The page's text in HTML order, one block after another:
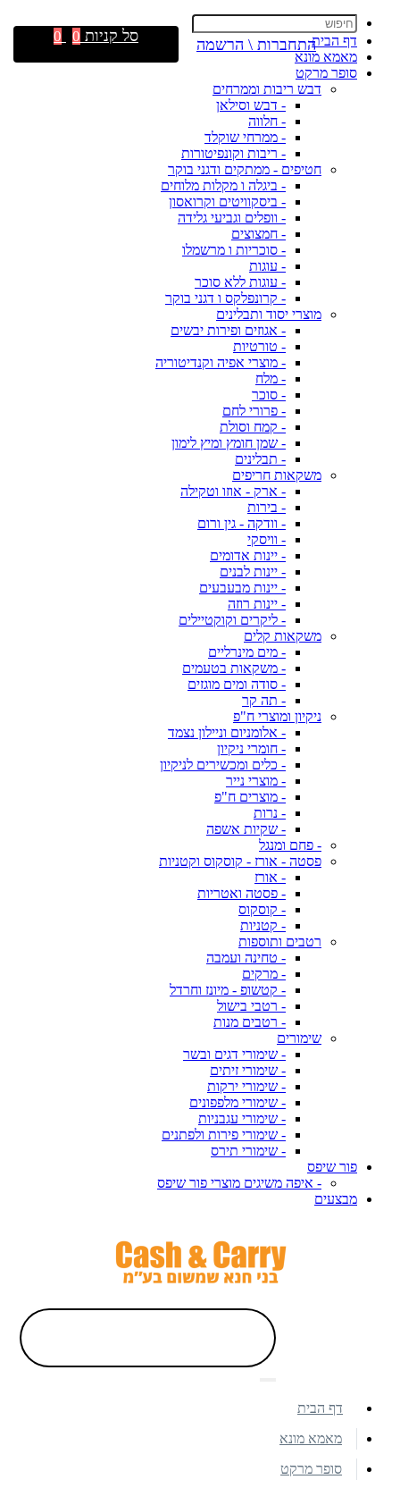
דף הבית
מאמא מונא
סופר מרקט
דבש ריבות וממרחים
- דבש וסילאן
- חלווה
- ממרחי שוקלד
- ריבות וקונפיטורות
חטיפים - ממתקים ודגני בוקר
- ביגלה ו מקלות מלוחים
- ביסקוויטים וקרואסון
- וופלים וגביעי גלידה
- חמצוצים
- סוכריות ו מרשמלו
- עוגות
- עוגות ללא סוכר
- קרונפלקס ו דגני בוקר
מוצרי יסוד ותבלינים
- אגוזים ופירות יבשים
- טורטיות
- מוצרי אפיה וקנדיטוריה
- מלח
- סוכר
- פרורי לחם
- קמח וסולת
- שמן חומץ ומיץ לימון
- תבלינים
משקאות חריפים
- ארק - אוזו וטקילה
- בירות
- וודקה - גין ורום
- וויסקי
- יינות אדומים
- יינות לבנים
- יינות מבעבעים
- יינות רוזה
- ליקרים וקוקטיילים
משקאות קלים
- מים מינרליים
- משקאות בטעמים
- סודה ומים מוגזים
- תה קר
ניקיון ומוצרי ח"פ
- אלומניום וניילון נצמד
- חומרי ניקיון
- כלים ומכשירים לניקיון
- מוצרי נייר
- מוצרים ח"פ
- נרות
- שקיות אשפה
- פחם ומנגל
פסטה - אורז - קוסקוס וקטניות
- אורז
- פסטה ואטריות
- קוסקוס
- קטניות
רטבים ותוספות
- טחינה ועמבה
- מרקים
- קטשופ - מיונז וחרדל
- רטבי בישול
- רטבים מנות
שימורים
- שימורי דגים ובשר
- שימורי זיתים
- שימורי ירקות
- שימורי מלפפונים
- שימורי עגבניות
- שימורי פירות ולפתנים
- שימורי תירס
פור שיפס
- איפה משיגים מוצרי פור שיפס
מבצעים
התחברות \ הרשמה סל קניות 0
0
דף הבית
מאמא מונא
סופר מרקט